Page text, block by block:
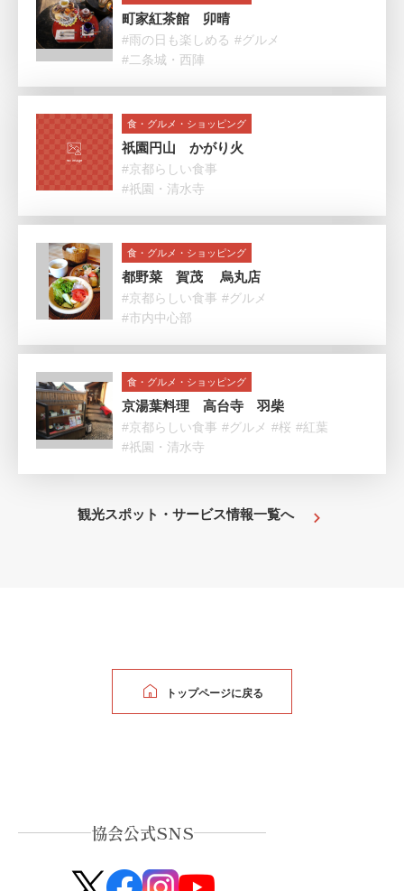
町家紅茶館 卯晴
#雨の日も楽しめる #グルメ
#二条城・西陣
食・グルメ・ショッピング
祇園円山 かがり火
#京都らしい食事
#祇園・清水寺
食・グルメ・ショッピング
都野菜 賀茂 烏丸店
#京都らしい食事 #グルメ
#市内中心部
食・グルメ・ショッピング
京湯葉料理 高台寺 羽柴
#京都らしい食事 #グルメ #桜 #紅葉
#祇園・清水寺
観光スポット・サービス情報一覧へ
トップページに戻る
協会公式SNS